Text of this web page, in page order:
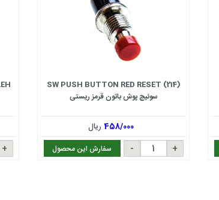
SW PUSH BUTTON RED RESET (214)
سوئیچ پوش باتون قرمز ریستی
458/000ریال
سفارش این محصول